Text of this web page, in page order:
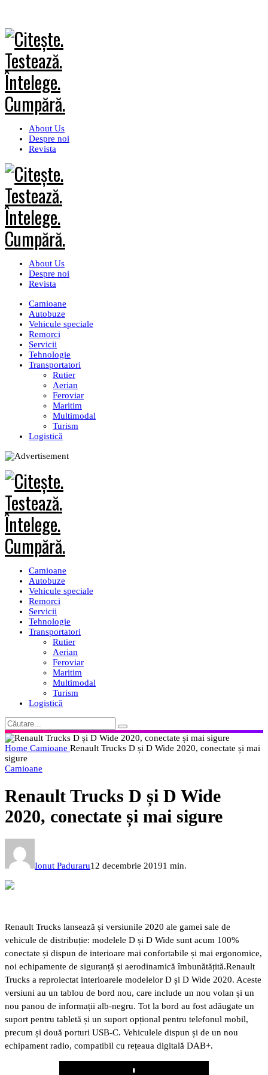
About Us
Despre noi
Revista
About Us
Despre noi
Revista
Camioane
Autobuze
Vehicule speciale
Remorci
Servicii
Tehnologie
Transportatori
Rutier
Aerian
Feroviar
Maritim
Multimodal
Turism
Logistică
Camioane
Autobuze
Vehicule speciale
Remorci
Servicii
Tehnologie
Transportatori
Rutier
Aerian
Feroviar
Maritim
Multimodal
Turism
Logistică
Home Camioane Renault Trucks D și D Wide 2020, conectate și mai
sigure
Camioane
Renault Trucks D și D Wide
2020, conectate și mai sigure
Ionut Paduraru12 decembrie 20191 min.
Renault Trucks lansează și versiunile 2020 ale gamei sale de
vehicule de distribuție: modelele D și D Wide sunt acum 100%
conectate și dispun de interioare mai confortabile și mai ergonomice,
noi echipamente de siguranță și aerodinamică îmbunătățită.Renault
Trucks a reproiectat interioarele modelelor D și D Wide 2020. Aceste
versiuni au un tablou de bord nou, care include un nou volan și un
nou panou de informații alb-negru. Tot la bord au fost adăugate un
suport pentru tabletă și un suport opțional pentru telefonul mobil,
precum și două porturi USB-C. Vehiculele dispun și de un nou
echipament radio, compatibil cu rețeaua digitală DAB+.